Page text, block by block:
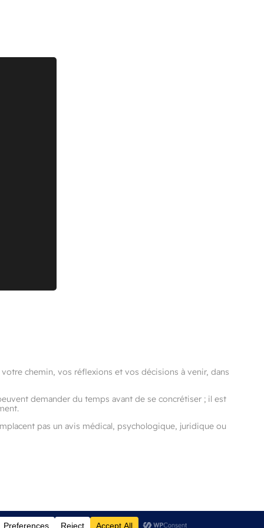
chemin, vos réflexions et vos décisions à venir, dans
demander du temps avant de se concrétiser ; il est
pas un avis médical, psychologique, juridique ou
Tous droits réservés®